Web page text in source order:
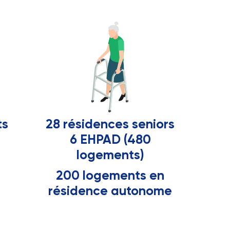
28 résidences seniors
6 EHPAD (480
logements)
200 logements en
résidence autonome